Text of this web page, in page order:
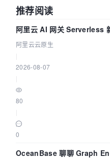
推荐阅读
阿里云 AI 网关 Serverless
阿里云云原生
2026-08-07
80
0
OceanBase 聊聊 Graph